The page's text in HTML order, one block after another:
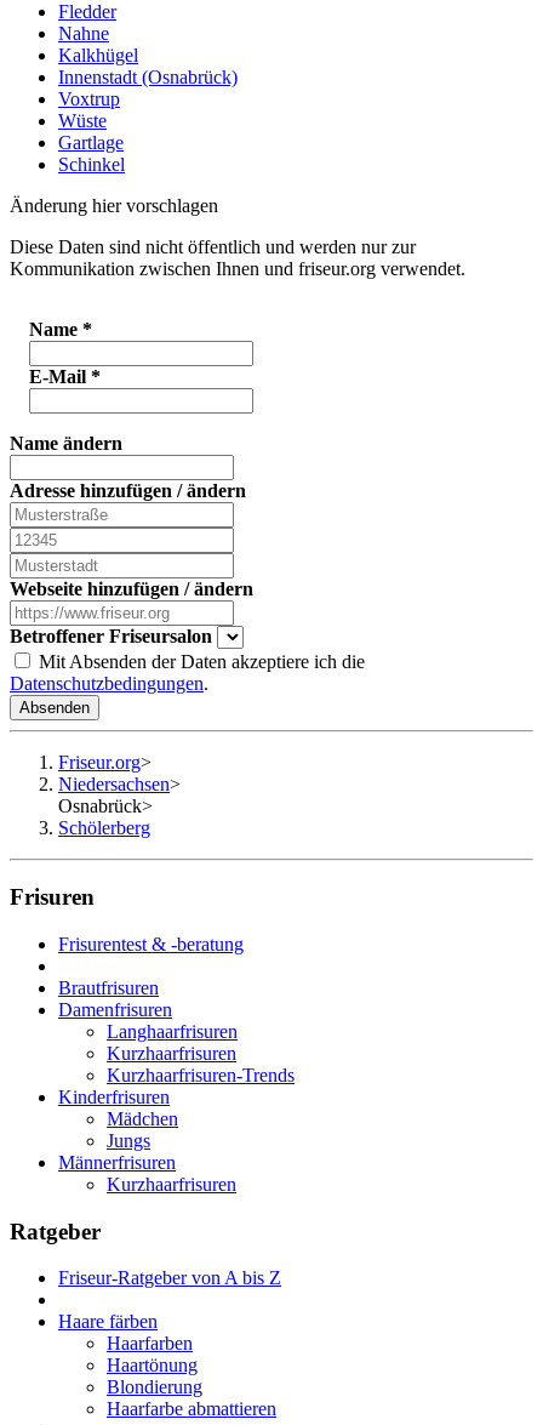
Fledder
Nahne
Kalkhügel
Innenstadt (Osnabrück)
Voxtrup
Wüste
Gartlage
Schinkel
Änderung hier vorschlagen
Diese Daten sind nicht öffentlich und werden nur zur
Kommunikation zwischen Ihnen und friseur.org verwendet.
Name *
E-Mail *
Name ändern
Adresse hinzufügen / ändern
Webseite hinzufügen / ändern
Betroffener Friseursalon
Mit Absenden der Daten akzeptiere ich die
Datenschutzbedingungen.
Absenden
Friseur.org>
Niedersachsen>
Osnabrück>
Schölerberg
Frisuren
Frisurentest & -beratung
Brautfrisuren
Damenfrisuren
Langhaarfrisuren
Kurzhaarfrisuren
Kurzhaarfrisuren-Trends
Kinderfrisuren
Mädchen
Jungs
Männerfrisuren
Kurzhaarfrisuren
Ratgeber
Friseur-Ratgeber von A bis Z
Haare färben
Haarfarben
Haartönung
Blondierung
Haarfarbe abmattieren